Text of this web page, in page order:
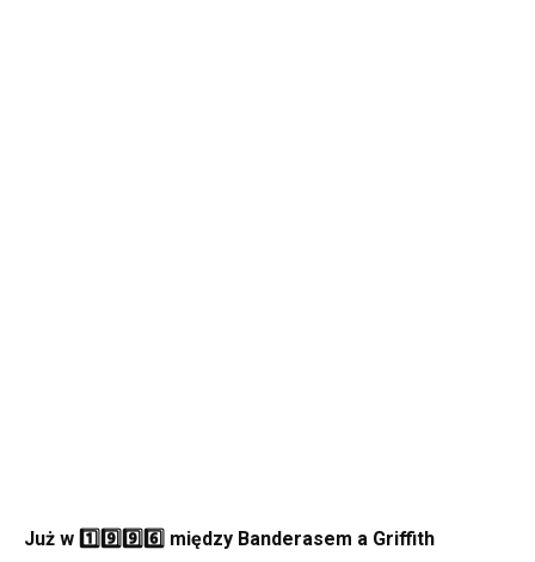
Już w 1️⃣9️⃣9️⃣6️⃣ między Banderasem a Griffith